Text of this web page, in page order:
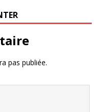
pas publiée.